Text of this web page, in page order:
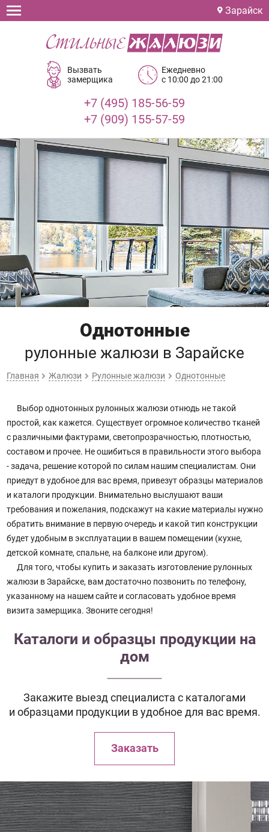
Зарайск
Вызвать
замерщика
Ежедневно
с 10:00 до 21:00
+7 (495) 185-56-59
+7 (909) 155-57-59
Однотонные
рулонные жалюзи в Зарайске
Главная Жалюзи Рулонные жалюзи Однотонные
Выбор однотонных рулонных жалюзи отнюдь не такой
простой, как кажется. Существует огромное количество тканей
с различными фактурами, светопрозрачностью, плотностью,
составом и прочее. Не ошибиться в правильности этого выбора
- задача, решение которой по силам нашим специалистам. Они
приедут в удобное для вас время, привезут образцы материалов
и каталоги продукции. Внимательно выслушают ваши
требования и пожелания, подскажут на какие материалы нужно
обратить внимание в первую очередь и какой тип конструкции
будет удобным в эксплуатации в вашем помещении (кухне,
детской комнате, спальне, на балконе или другом).
Для того, чтобы купить и заказать изготовление рулонных
жалюзи в Зарайске, вам достаточно позвонить по телефону,
указанному на нашем сайте и согласовать удобное время
визита замерщика. Звоните сегодня!
Каталоги и образцы продукции на
дом
Закажите выезд специалиста с каталогами
и образцами продукции в удобное для вас время.
Заказать